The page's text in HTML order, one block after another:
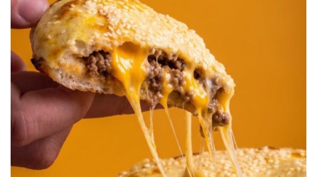
eterna sonrisa tenemos a nuestro “Garrincha” Guerrero y
también a “Pelé” Tello, delantero renombrado en inferiores
a punto tal que se lo llama cono Edson Arantes do
Nascimento.
Así como tenemos un “Pelé” también tenemos a
“Maradona” González, Gustavo quien supo jugar en
Progreso.
Y mientras esperamos alguna “Pulga” o “Lío”, “el ingenio